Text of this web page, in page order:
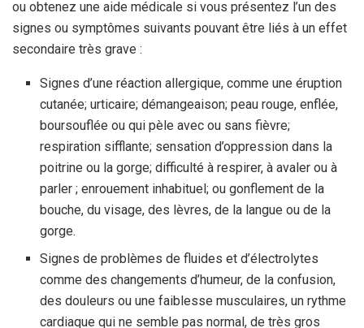
ou obtenez une aide médicale si vous présentez l’un des
signes ou symptômes suivants pouvant être liés à un effet
secondaire très grave :
Signes d’une réaction allergique, comme une éruption
cutanée; urticaire; démangeaison; peau rouge, enflée,
boursouflée ou qui pèle avec ou sans fièvre;
respiration sifflante; sensation d’oppression dans la
poitrine ou la gorge; difficulté à respirer, à avaler ou à
parler ; enrouement inhabituel; ou gonflement de la
bouche, du visage, des lèvres, de la langue ou de la
gorge.
Signes de problèmes de fluides et d’électrolytes
comme des changements d’humeur, de la confusion,
des douleurs ou une faiblesse musculaires, un rythme
cardiaque qui ne semble pas normal, de très gros